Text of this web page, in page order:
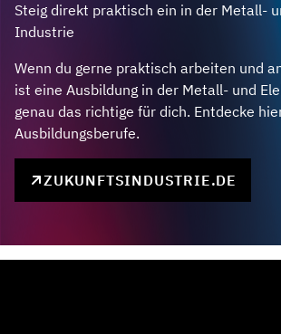
Steig direkt praktisch ein in der Metall-
Industrie
Wenn du gerne praktisch arbeiten und
ist eine Ausbildung in der Metall- und
genau das richtige für dich. Entdecke
Ausbildungsberufe.
ZUKUNFTSINDUSTRIE.DE